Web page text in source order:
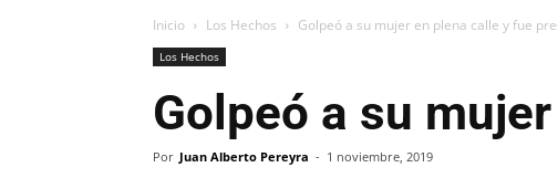
Inicio Los Hechos Golpeó a su mujer en plena calle y fue
Los Hechos
Golpeó a su
Por Juan Alberto Pereyra - 1 noviembre, 2019